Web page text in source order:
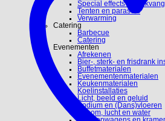
Special effects en
Tenten en parasols
Verwarming
Catering
Barbecue
Catering
Evenementen
Afrekenen
Bier-, sterk- en frisdrank
Buffetmaterialen
Evenementenmaterialen
Keukenmaterialen
Koelinstallaties
Licht, beeld en geluid
Podium en (Dans)vloeren
Stroom, lucht en water
Verkoopwagens en